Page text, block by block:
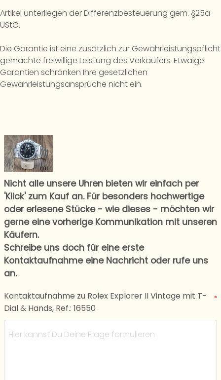
Artikel unterliegen der Differenzbesteuerung gem. §25a
UStG.
Die Garantie ist eine zusätzlich zur Gewährleistungspflicht
gemachte freiwillige Leistung des Verkäufers. Etwaige
Garantien schränken Ihre gesetzlichen
Gewährleistungsansprüche nicht ein.
Nicht alle unsere Uhren bieten wir einfach per
'Klick' zum Kauf an. Für besonders hochwertige
oder erlesene Stücke - wie dieses - möchten wir
gerne eine vorherige Kommunikation mit unseren
Käufern.
Schreibe uns doch für eine erste
Kontaktaufnahme eine Nachricht oder rufe uns
an.
Kontaktaufnahme zu Rolex Explorer II Vintage mit T-
Dial & Hands, Ref.: 16550
*